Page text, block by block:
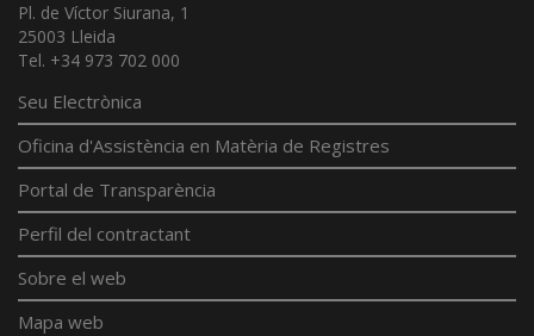
Pl. de Víctor Siurana, 1
25003 Lleida
Tel. +34 973 702 000
Seu Electrònica
Oficina d'Assistència en Matèria de Registres
Portal de Transparència
Perfil del contractant
Sobre el web
Mapa web